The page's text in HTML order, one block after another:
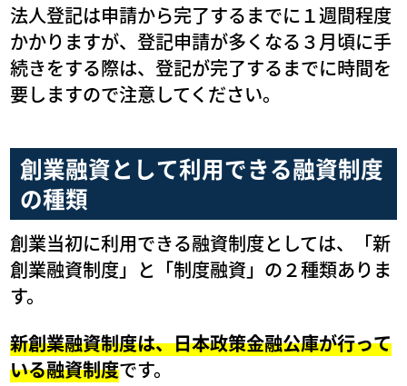
法人登記は申請から完了するまでに１週間程度
かかりますが、登記申請が多くなる３月頃に手
続きをする際は、登記が完了するまでに時間を
要しますので注意してください。
創業融資として利用できる融資制度
の種類
創業当初に利用できる融資制度としては、「新
創業融資制度」と「制度融資」の２種類ありま
す。
新創業融資制度は、日本政策金融公庫が行って
いる融資制度です。